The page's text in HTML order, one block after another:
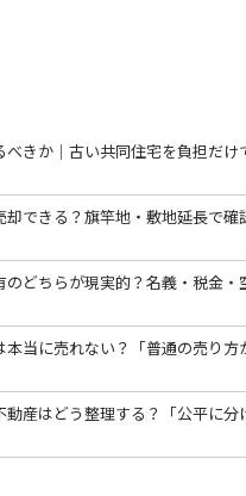
きか｜古い共同住宅を負担だけ
却できる？旗竿地・敷地延長で
どちらが現実的？名義・税金・
当に売れない？「普通の売り方
産はどう整理する？「公平に分